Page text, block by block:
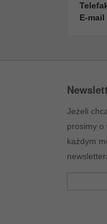
E-mail
Jeżeli
prosimy o
każdym